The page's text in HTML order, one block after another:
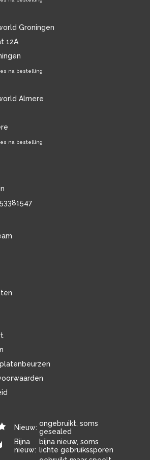
Groningen
12A
na bestelling
Almere
na bestelling
Nieuw: ongebruikt, soms
gesealed
Bijna
nieuw:
bijna nieuw, soms
lichte gebruikssporen